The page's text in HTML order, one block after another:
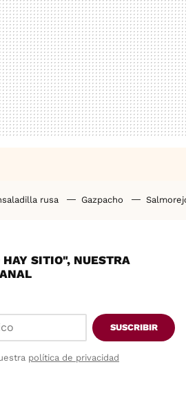
rusa Gazpacho
SITIO", NUESTRA
SUSCRIBIR
política de privacidad